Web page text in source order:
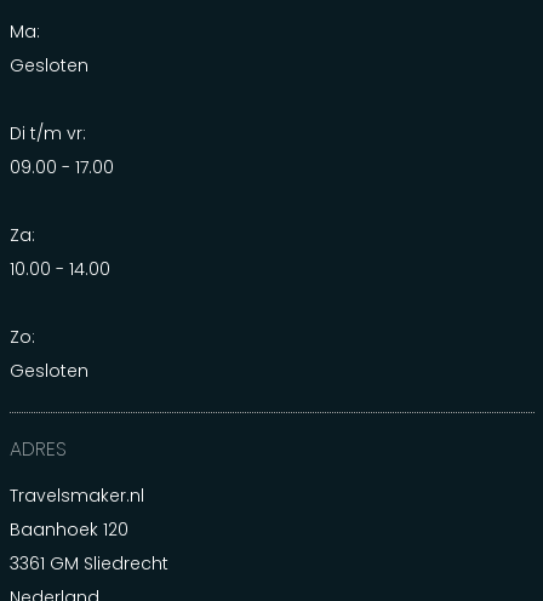
Ma:
Gesloten
Di t/m vr:
09.00 - 17.00
Za:
10.00 - 14.00
Zo:
Gesloten
ADRES
Travelsmaker.nl
Baanhoek 120
3361 GM Sliedrecht